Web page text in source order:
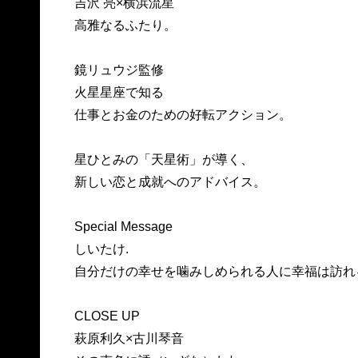
吉沢 亮×横浜流星
高雅なるふたり。
鏡リュウジ監修
火星星座で知る
仕事とお金のための好転アクション。
星ひとみの「天星術」が導く、
新しい恋と成就へのアドバイス。
Special Message
しいたけ.
自分だけの幸せを噛みしめられる人に幸福は訪れ
CLOSE UP
萩原利久×古川琴音